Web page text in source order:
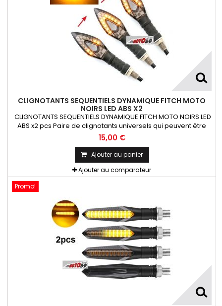
CLIGNOTANTS SEQUENTIELS DYNAMIQUE FITCH MOTO
NOIRS LED ABS X2
CLIGNOTANTS SEQUENTIELS DYNAMIQUE FITCH MOTO NOIRS LED
ABS x2 pcs Paire de clignotants universels qui peuvent être
adaptables sur toutes motos ou scooters
15,00 €
Ajouter au panier
Ajouter au comparateur
Promo!